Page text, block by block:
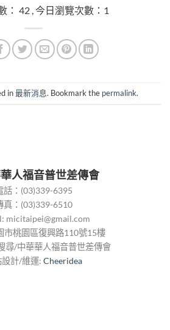
： 42 , 今日瀏覽次數：1
in最新消息. Bookmark the permalink.
人福音普世差傳會
話：(03)339-6395
真：(03)339-6510
micitaipei@gmail.com
市桃園區復興路110號15樓
尋/中華華人福音普世差傳會
計/維運: Cheeridea